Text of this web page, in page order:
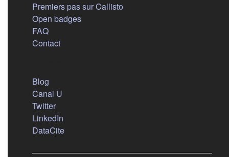
Premiers pas sur Callisto
Open badges
FAQ
Contact
Blog
Canal U
Twitter(s'ouvre dans un nouvel onglet)
LinkedIn
DataCite(s'ouvre dans un nouvel onglet)